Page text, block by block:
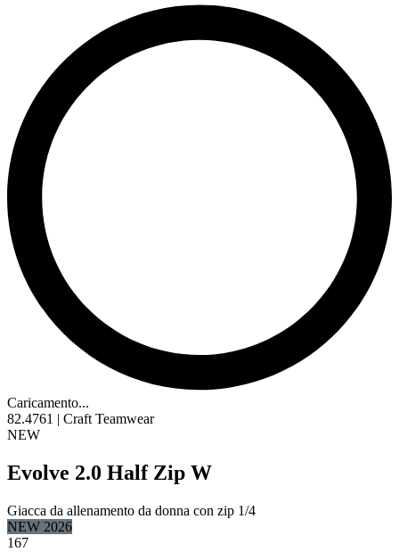
Caricamento...
82.4761 | Craft Teamwear
NEW
Evolve 2.0 Half Zip W
Giacca da allenamento da donna con zip 1/4
NEW 2026
167